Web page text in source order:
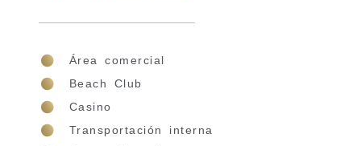
Área comercial
Beach Club
Casino
Transportación interna